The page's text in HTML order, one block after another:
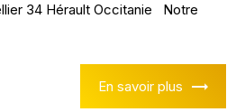
34 Hérault Occitanie Notre
En savoir plus